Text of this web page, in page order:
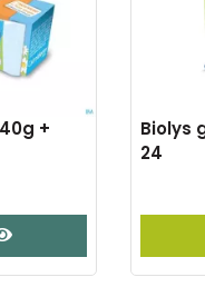
+
Biolys
24